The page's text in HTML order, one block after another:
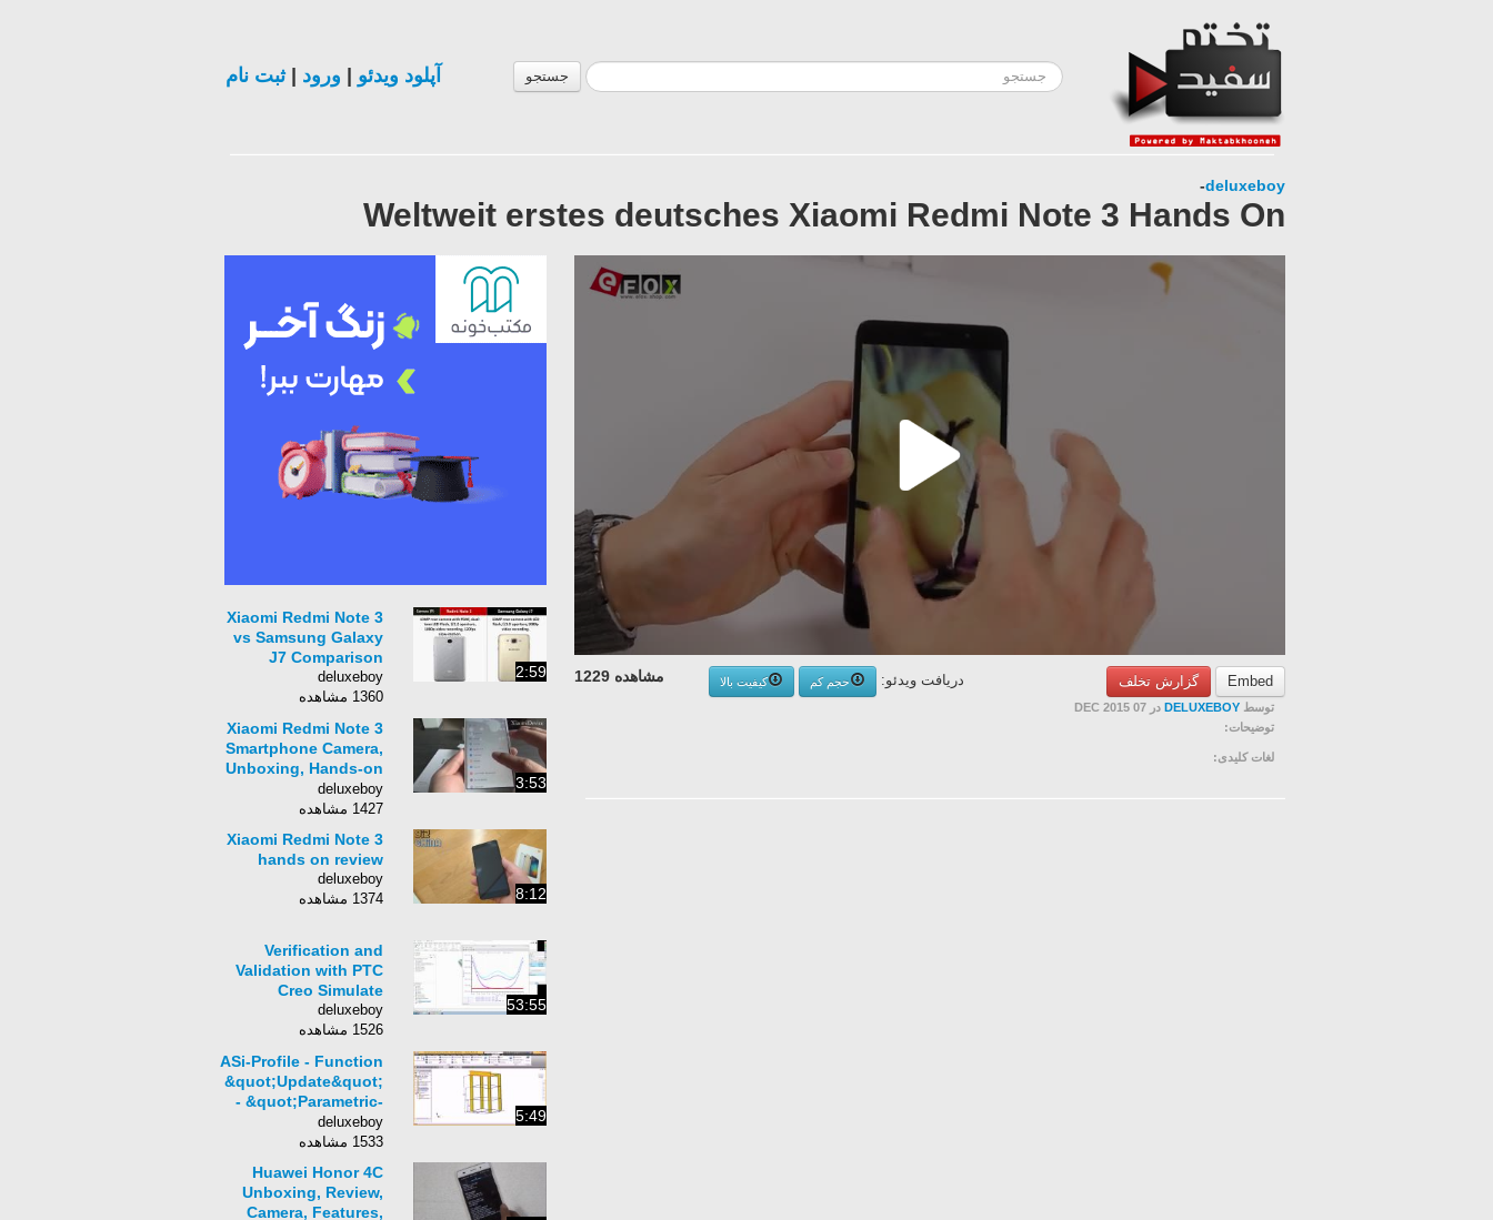
جستجو آپلود ویدئو ورود |ثبت نام
deluxeboy
-
Weltweit erstes deutsches Xiaomi Redmi Note 3 Hands On
Embed گزارش تخلف مشاهده 1229 دریافت ویدئو: حجم کم
کیفیت بالا
توسط DELUXEBOY در 07 DEC 2015
توضیحات:
لغات کلیدی:
2:59
Xiaomi Redmi Note 3
vs Samsung Galaxy
J7 Comparison
deluxeboy
1360 مشاهده
3:53
Xiaomi Redmi Note 3
Smartphone Camera,
Unboxing, Hands-on
from
xiaomidevice.com
deluxeboy
1427 مشاهده
8:12
Xiaomi Redmi Note 3
hands on review
deluxeboy
1374 مشاهده
53:55
Verification and
Validation with PTC
Creo Simulate
deluxeboy
1526 مشاهده
5:49
ASi-Profile - Function
&quot;Update&quot;
- &quot;Parametric-
On-Demand&quot; -
structural
deluxeboy
1533 مشاهده
Huawei Honor 4C
Unboxing, Review,
Camera, Features,